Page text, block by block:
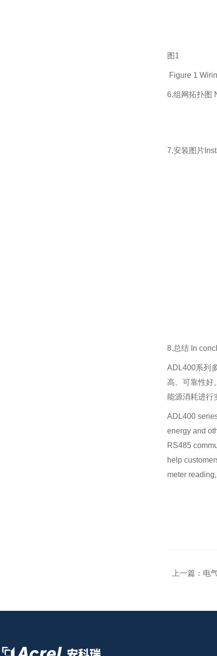
图1
Figure 1
6.组网拓扑图
7.安装图片
8.总结 In
ADL400系列
高、可靠性好
能源消耗进行
ADL400
energy and
RS485
help
meter
上一篇： 电